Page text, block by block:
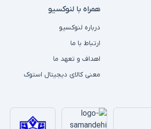
همراه با لنوکسیو
درباره لنوکسیو
ارتباط با ما
اهداف و تعهد ما
معنی کالای دیجیتال استوک